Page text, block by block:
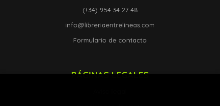
(+34) 954 34 27 48
info@libreriaentrelineas.com
Formulario de contacto
PÁGINAS LEGALES